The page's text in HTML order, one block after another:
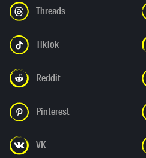
Threads
TikTok
Reddit
Pinterest
VK